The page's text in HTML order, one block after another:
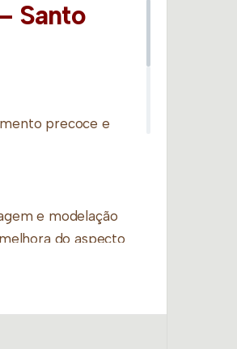
Santo
precoce e
e modelação
do aspecto